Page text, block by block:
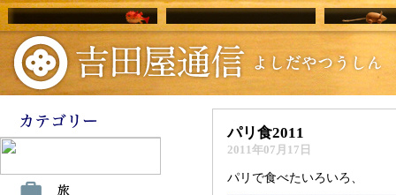
パリ食2011
2011年07月17日
パリで食べたいろいろ、